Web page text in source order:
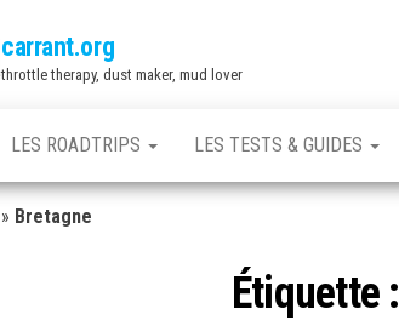
carrant.org
throttle therapy, dust maker, mud lover
LES ROADTRIPS LES TESTS & GUIDES
» Bretagne
Étiquette :